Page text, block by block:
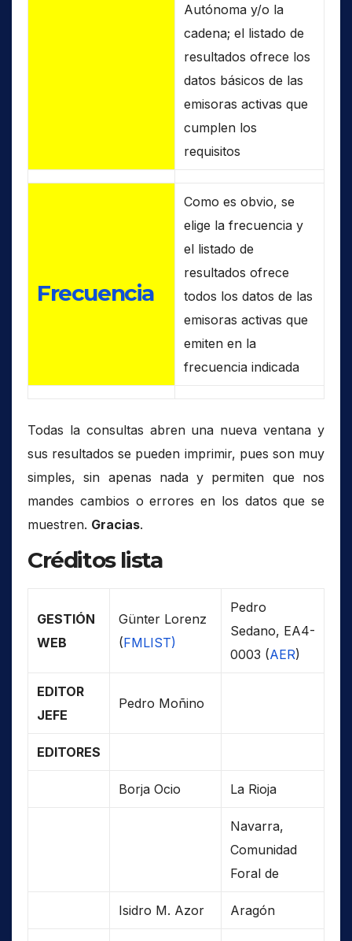
Autónoma y/o la
cadena; el listado de
resultados ofrece los
datos básicos de las
emisoras activas que
cumplen los
requisitos
Frecuencia
Como es obvio, se
elige la frecuencia y
el listado de
resultados ofrece
todos los datos de las
emisoras activas que
emiten en la
frecuencia indicada
Todas la consultas abren una nueva ventana y
sus resultados se pueden imprimir, pues son muy
simples, sin apenas nada y permiten que nos
mandes cambios o errores en los datos que se
muestren. Gracias.
Créditos lista
GESTIÓN
WEB
Günter Lorenz
(FMLIST)
Pedro
Sedano, EA4-
0003 (AER)
EDITOR
JEFE
Pedro Moñino
EDITORES
Borja Ocio La Rioja
Navarra,
Comunidad
Foral de
Isidro M. Azor Aragón